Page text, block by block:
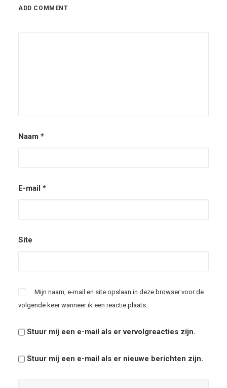
ADD COMMENT
Naam *
E-mail *
Site
Mijn naam, e-mail en site opslaan in deze browser voor de
volgende keer wanneer ik een reactie plaats.
Stuur mij een e-mail als er vervolgreacties zijn.
Stuur mij een e-mail als er nieuwe berichten zijn.